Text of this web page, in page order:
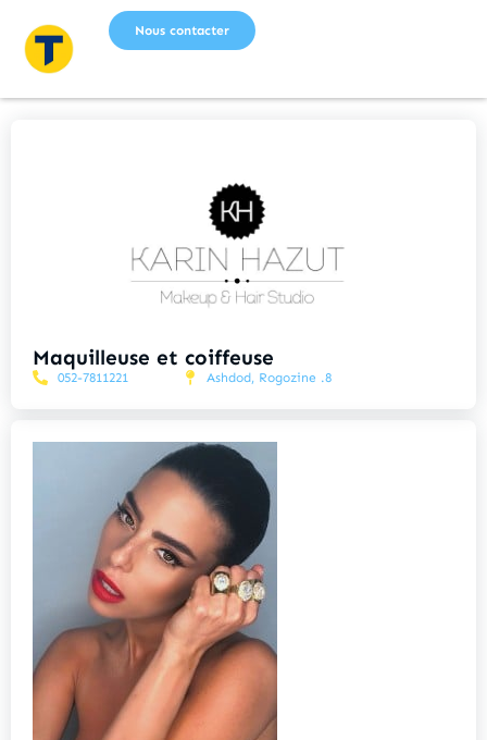
Nous contacter
Maquilleuse et coiffeuse
052-7811221 Ashdod, Rogozine .8